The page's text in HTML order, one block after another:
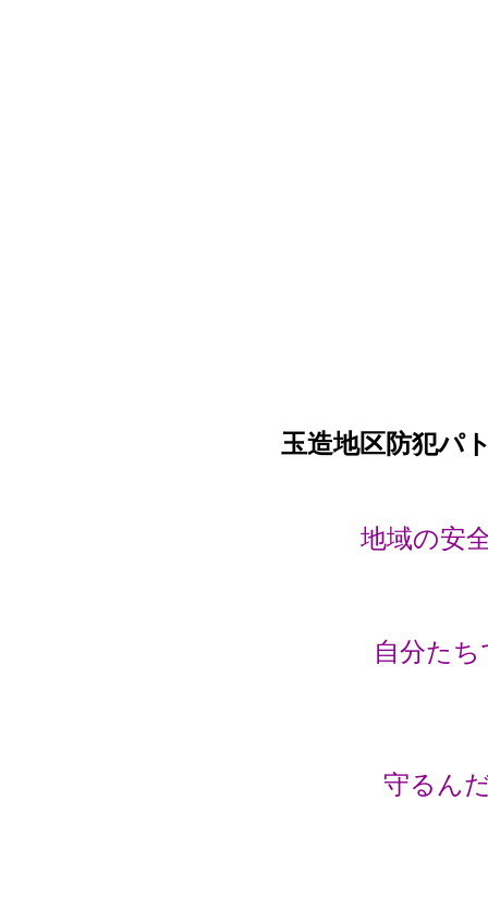
玉造地区防犯パ
地域の安
自分たち
守るん